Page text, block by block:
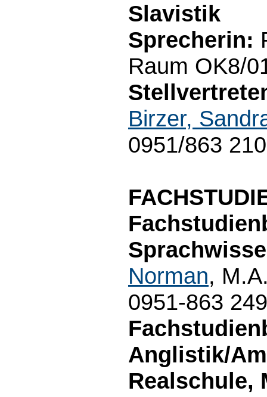
Slavistik
Sprecherin:
Raum OK8/
Birzer,
0951/863
Norman,
0951-863
Anglistik/
Realschule,